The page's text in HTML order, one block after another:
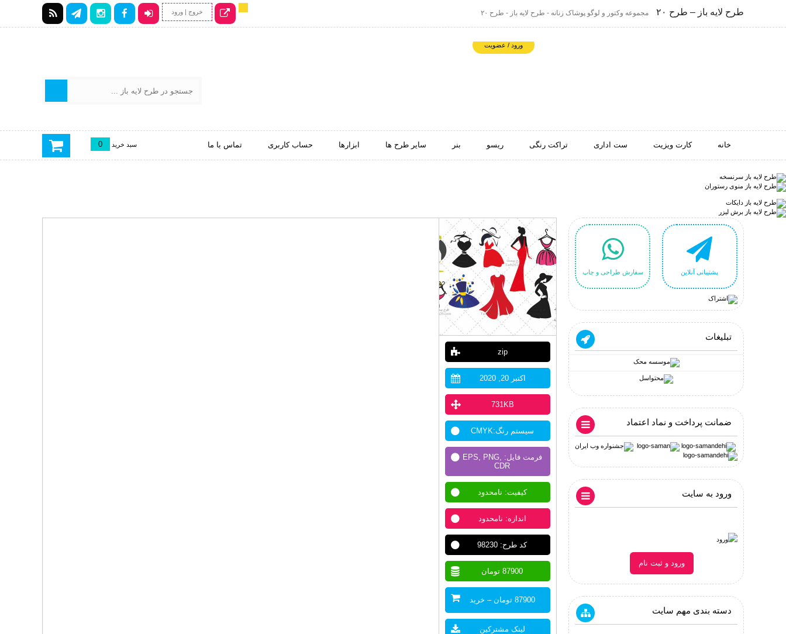
طرح لایه باز – طرح ۲۰ مجموعه وکتور و لوگو پوشاک زنانه - طرح لایه باز - طرح ۲۰ خروج | ورود
ورود / عضویت
سبد خرید 0 خانه کارت ویزیت ست اداری تراکت رنگی ریسو بنر سایر طرح ها ابزارها حساب کاربری تماس با ما
zip
اکتبر 20, 2020
731KB
سیستم رنگ:CMYK
فرمت فایل: EPS, PNG,
CDR
کیفیت: نامحدود
اندازه: نامحدود
کد طرح: 98230
87900 تومان
87900 تومان – خرید
لینک مشترکین
پشتیبانی آنلاین سفارش طراحی و چاپ
تبلیغات
ضمانت پرداخت و نماد اعتماد
ورود به سایت
ورود و ثبت نام
دسته بندی مهم سایت